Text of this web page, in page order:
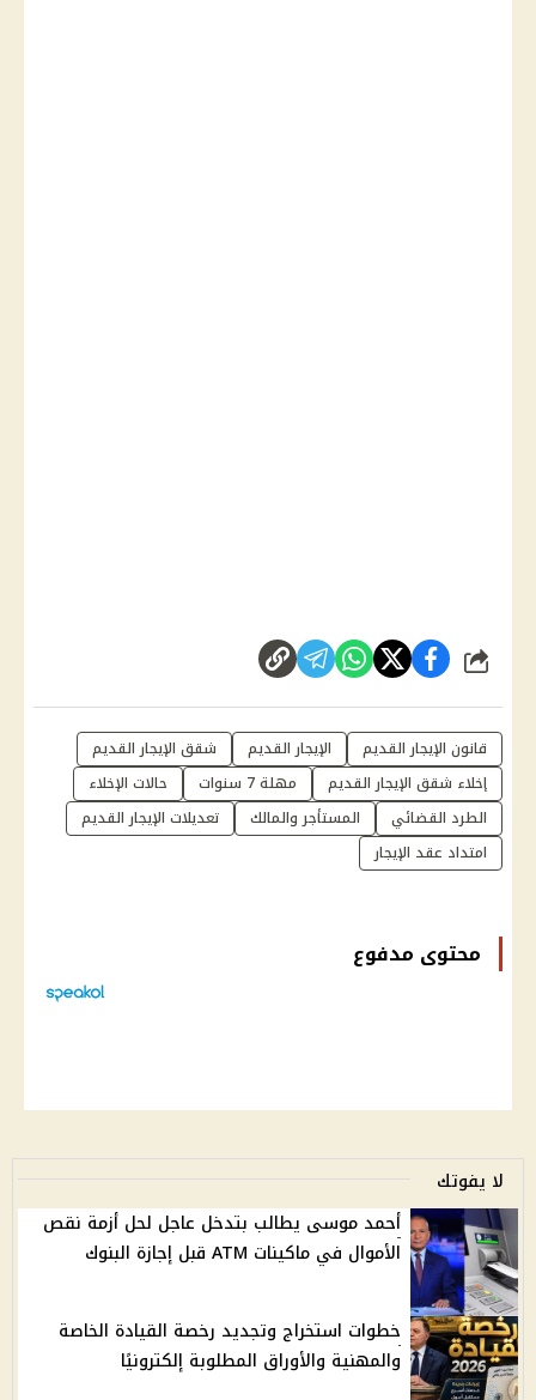
شارك
قانون الإيجار القديم الإيجار القديم
شقق الإيجار القديم
إخلاء شقق الإيجار القديم
مهلة 7 سنوات
حالات الإخلاء
الطرد القضائي
المستأجر والمالك
تعديلات الإيجار القديم
امتداد عقد الإيجار
محتوى مدفوع
لا يفوتك
أحمد موسى يطالب بتدخل عاجل لحل أزمة نقص
الأموال في ماكينات ATM قبل إجازة البنوك
خطوات استخراج وتجديد رخصة القيادة الخاصة
والمهنية والأوراق المطلوبة إلكترونيًا